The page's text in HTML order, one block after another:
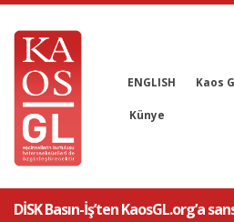
ENGLISH Kaos
Künye
DİSK Basın-İş’ten KaosGL.org’a